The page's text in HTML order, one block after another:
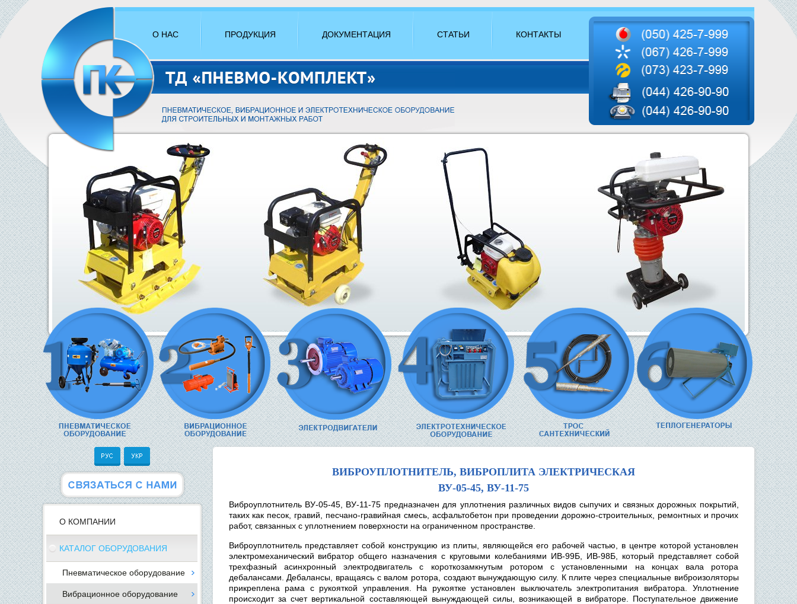
О НАС ПРОДУКЦИЯ ДОКУМЕНТАЦИЯ СТАТЬИ КОНТАКТЫ
О КОМПАНИИ
КАТАЛОГ ОБОРУДОВАНИЯ
Пневматическое оборудование
Вибрационное оборудование
ВИБРОУПЛОТНИТЕЛЬ, ВИБРОПЛИТА ЭЛЕКТРИЧЕСКАЯ
ВУ-05-45, ВУ-11-75
Виброуплотнитель ВУ-05-45, ВУ-11-75 предназначен для уплотнения различных видов сыпучих и связных дорожных покрытий,
таких как песок, гравий, песчано-гравийная смесь, асфальтобетон при проведении дорожно-строительных, ремонтных и прочих
работ, связанных с уплотнением поверхности на ограниченном пространстве.
Виброуплотнитель представляет собой конструкцию из плиты, являющейся его рабочей частью, в центре которой установлен
электромеханический вибратор общего назначения с круговыми колебаниями ИВ-99Б, ИВ-98Б, который представляет собой
трехфазный асинхронный электродвигатель с короткозамкнутым ротором с установленными на концах вала ротора
дебалансами. Дебалансы, вращаясь с валом ротора, создают вынуждающую силу. К плите через специальные виброизоляторы
прикреплена рама с рукояткой управления. На рукоятке установлен выключатель электропитания вибратора. Уплотнение
происходит за счет вертикальной составляющей вынуждающей силы, возникающей в вибраторе. Поступательное движение